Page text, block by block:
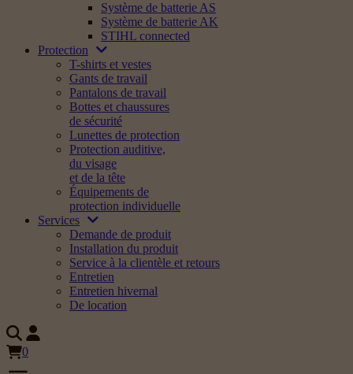
Système de batterie AS
Système de batterie AK
STIHL connected
Protection
T-shirts et vestes
Gants de travail
Pantalons de travail
Bottes et chaussures
de sécurité
Lunettes de protection
Protection auditive,
du visage
et de la tête
Équipements de
protection individuelle
Services
Demande de produit
Installation du produit
Service à la clientèle et retours
Entretien
Entretien hivernal
De location
0